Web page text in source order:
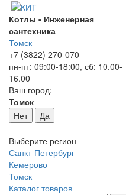
Котлы - Инженерная
сантехника
Томск
+7 (3822) 270-070
пн-пт: 09:00-18:00, сб: 10.00-
16.00
Ваш город:
Томск
Нет
Да
Выберите регион
Санкт-Петербург
Кемерово
Томск
Каталог товаров